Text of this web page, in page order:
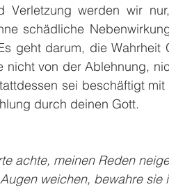
schädliche
geht darum, die
nicht von der Ablehnung,
sei beschäftigt
durch deinen Gott.
achte, meinen Reden
weichen, bewahre sie